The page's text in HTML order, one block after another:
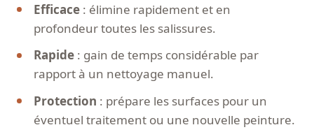
Efficace : élimine rapidement et en
profondeur toutes les salissures.
Rapide : gain de temps considérable par
rapport à un nettoyage manuel.
Protection : prépare les surfaces pour un
éventuel traitement ou une nouvelle peinture.